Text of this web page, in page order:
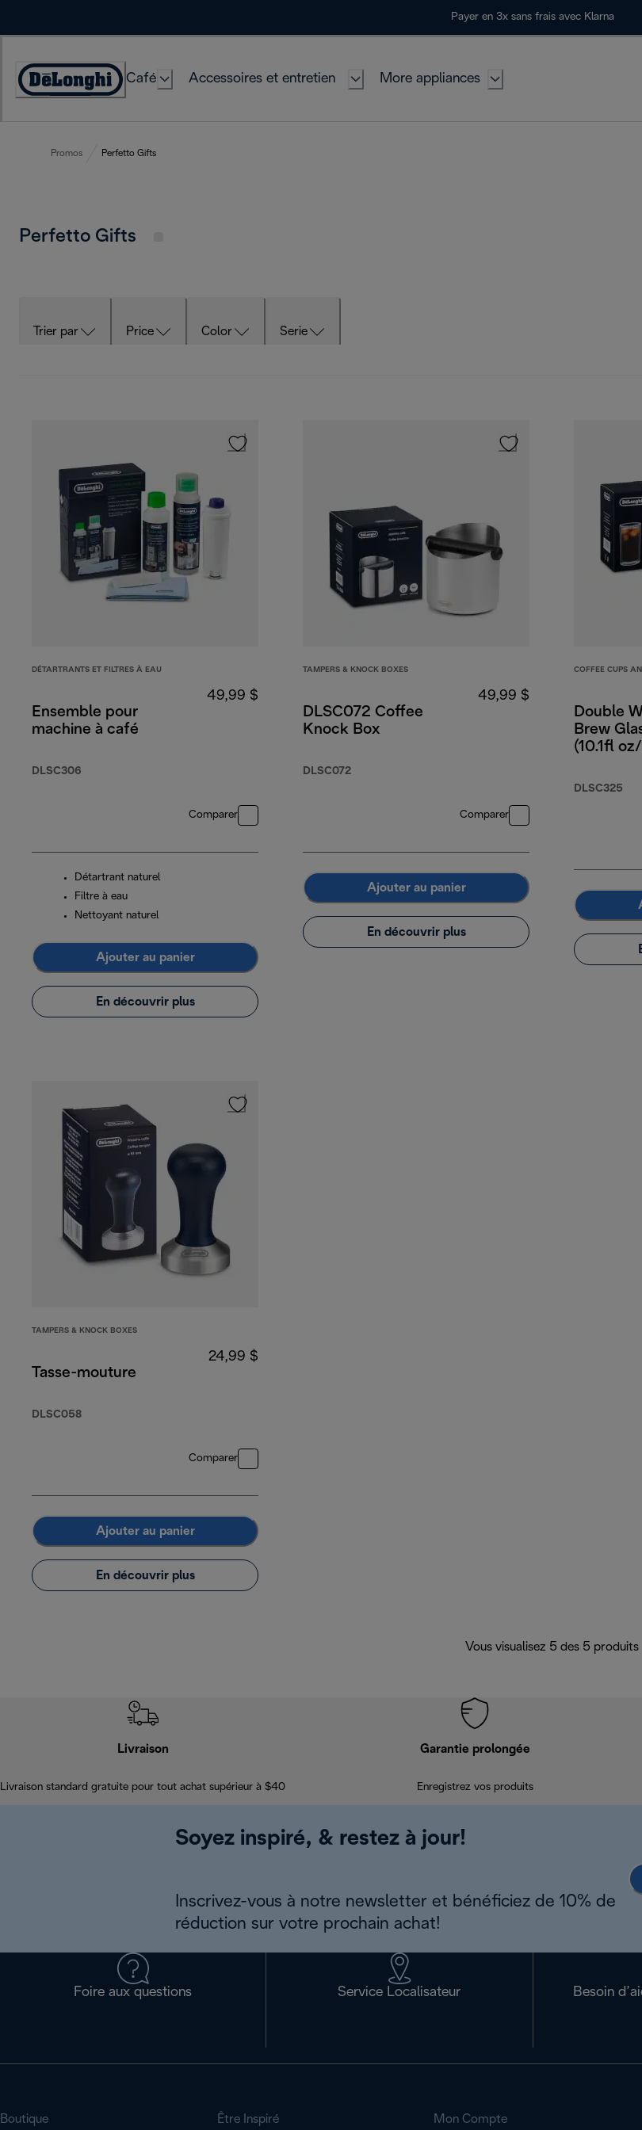
Payer en 3x sans frais avec Klarna
Déclaration
Café Accessoires et entretien More appliances
Promos Perfetto Gifts
Perfetto Gifts
Trier par Price Color Serie
DÉTARTRANTS ET FILTRES À EAU
Ensemble pour
machine à café
DLSC306
49,99 $
Comparer
Détartrant naturel
Filtre à eau
Nettoyant naturel
Ajouter au panier
En découvrir plus
TAMPERS & KNOCK BOXES
DLSC072 Coffee
Knock Box
DLSC072
49,99 $
Comparer
Ajouter au panier
En découvrir plus
COFFEE CUPS
Double
Brew
(10.1fl
DLSC325
TAMPERS & KNOCK BOXES
Tasse-mouture
DLSC058
24,99 $
Comparer
Ajouter au panier
En découvrir plus
Vous visualisez 5 des 5 produits
Livraison
Livraison standard gratuite pour tout achat supérieur à $40
Garantie prolongée
Enregistrez vos produits
Soyez inspiré, & restez à jour!
Inscrivez-vous à notre newsletter et bénéficiez de 10% de
réduction sur votre prochain achat!
Foire aux questions Service Localisateur Besoin
Boutique Être Inspiré Mon Compte